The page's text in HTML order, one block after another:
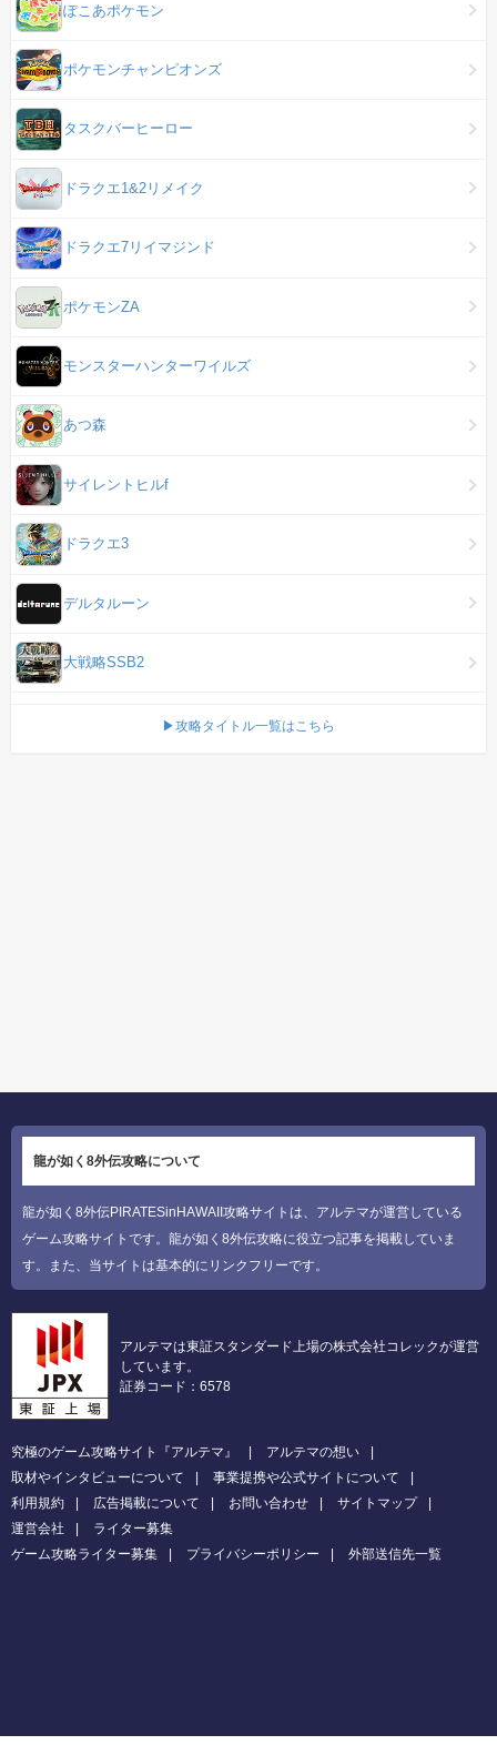
ぽこあポケモン
ポケモンチャンピオンズ
タスクバーヒーロー
ドラクエ1&2リメイク
ドラクエ7リイマジンド
ポケモンZA
モンスターハンターワイルズ
あつ森
サイレントヒルf
ドラクエ3
デルタルーン
大戦略SSB2
▶攻略タイトル一覧はこちら
龍が如く8外伝攻略について
龍が如く8外伝PIRATESinHAWAII攻略サイトは、アルテマが運営している
ゲーム攻略サイトです。龍が如く8外伝攻略に役立つ記事を掲載していま
す。また、当サイトは基本的にリンクフリーです。
アルテマは東証スタンダード上場の株式会社コレックが運営
しています。
証券コード：6578
究極のゲーム攻略サイト『アルテマ』
アルテマの想い
取材やインタビューについて
事業提携や公式サイトについて
利用規約
広告掲載について お問い合わせ
サイトマップ
運営会社
ライター募集
ゲーム攻略ライター募集
プライバシーポリシー 外部送信先一覧